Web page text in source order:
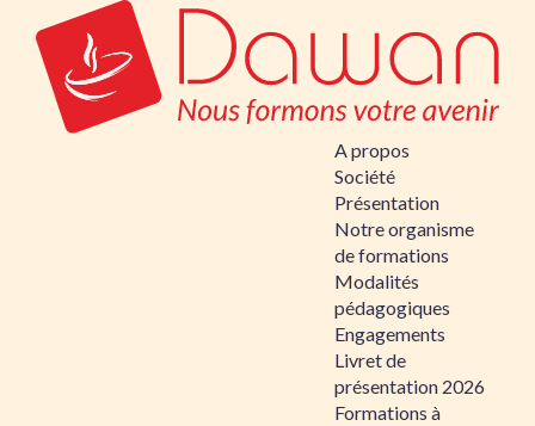
A propos
Société
Présentation
Notre organisme
de formations
Modalités
pédagogiques
Engagements
Livret de
présentation 2026
Formations à